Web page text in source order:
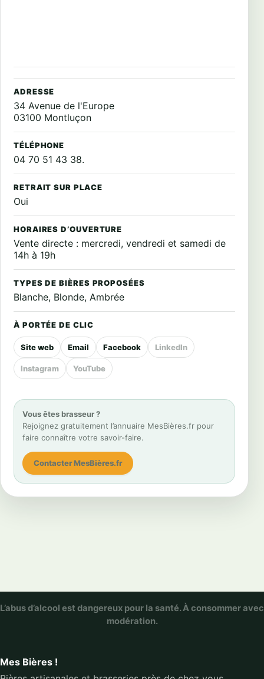
ADRESSE
34 Avenue de l'Europe
03100 Montluçon
TÉLÉPHONE
04 70 51 43 38.
RETRAIT SUR PLACE
Oui
HORAIRES D’OUVERTURE
Vente directe : mercredi, vendredi et samedi de
14h à 19h
TYPES DE BIÈRES PROPOSÉES
Blanche, Blonde, Ambrée
À PORTÉE DE CLIC
Site web Email Facebook LinkedIn
Instagram YouTube
Vous êtes brasseur ?
Rejoignez gratuitement l’annuaire MesBières.fr pour
faire connaître votre savoir-faire.
Contacter MesBières.fr
L’abus d’alcool est dangereux pour la santé. À consommer avec
modération.
Mes Bières !